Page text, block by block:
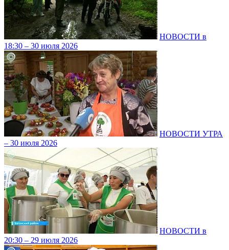
НОВОСТИ в
18:30 – 30 июля 2026
НОВОСТИ УТРА
– 30 июля 2026
НОВОСТИ в
20:30 – 29 июля 2026